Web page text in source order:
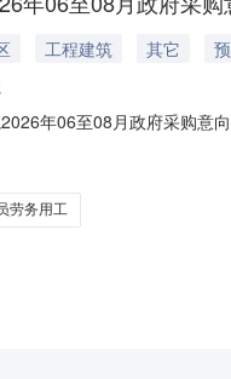
工程建筑 其它
年06至08月政府采购意
安保服务项目校园安保及
劳务用工